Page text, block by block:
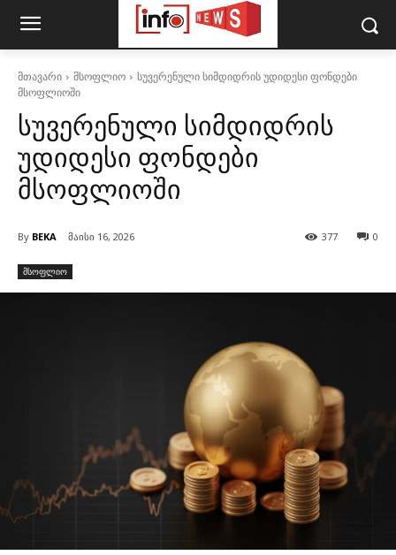
მთავარი მსოფლიო
სუვერენული სიმდიდრის უდიდესი ფონდები
მსოფლიოში
სუვერენული სიმდიდრის
უდიდესი ფონდები
მსოფლიოში
By BEKA მაისი 16, 2026 0
377
მსოფლიო